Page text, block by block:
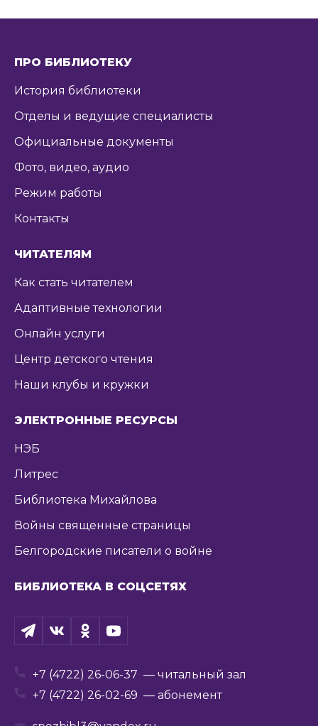
ПРО БИБЛИОТЕКУ
История библиотеки
Отделы и ведущие специалисты
Официальные документы
Фото, видео, аудио
Режим работы
Контакты
ЧИТАТЕЛЯМ
Как стать читателем
Адаптивные технологии
Онлайн услуги
Центр детского чтения
Наши клубы и кружки
ЭЛЕКТРОННЫЕ РЕСУРСЫ
НЭБ
Литрес
Библиотека Михайлова
Войны священные страницы
Белгородские писатели о войне
БИБЛИОТЕКА В СОЦСЕТЯХ
+7 (4722) 26-06-37 — читальный зал
+7 (4722) 26-02-69 — абонемент